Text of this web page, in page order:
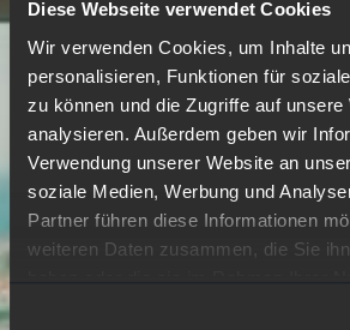
Diese Webseite verwendet Cookies
Wir verwenden Cookies, um Inhalte
personalisieren, Funktionen für
zu können und die Zugriffe auf unsere
analysieren. Außerdem geben wir
Verwendung unserer Website an
soziale Medien, Werbung und
Partner führen diese Informationen
weiteren Daten zusammen, die Sie
haben oder die sie im Rahmen Ihrer
Einwilligungsauswahl